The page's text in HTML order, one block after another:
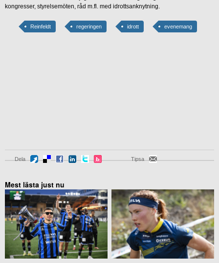
kongresser, styrelsemöten, råd m.fl. med idrottsanknytning.
Reinfeldt regeringen idrott evenemang
Dela Tipsa
Mest lästa just nu